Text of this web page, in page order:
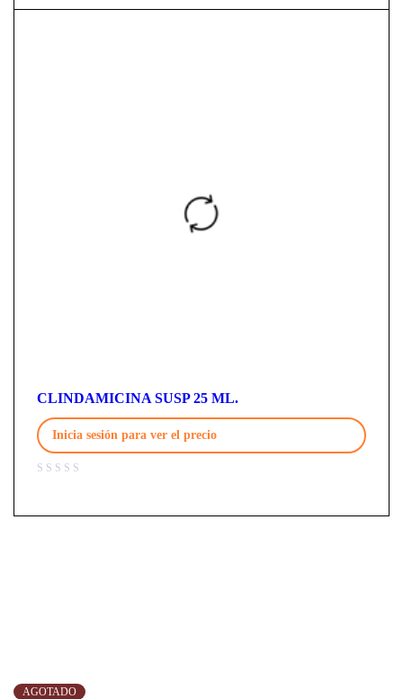
CLINDAMICINA SUSP 25 ML.
Inicia sesión para ver el precio
AGOTADO